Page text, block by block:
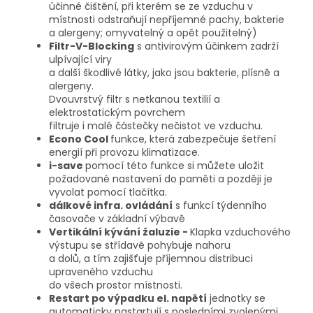
účinné čištění, při kterém se ze vzduchu v
místnosti odstraňují nepříjemné pachy, bakterie
a alergeny; omyvatelný a opět použitelný)
Filtr-V-Blocking s antivirovým účinkem zadrží
ulpívající viry
a další škodlivé látky, jako jsou bakterie, plísně a
alergeny.
Dvouvrstvý filtr s netkanou textilií a
elektrostatickým povrchem
filtruje i malé částečky nečistot ve vzduchu.
Econo Cool funkce, která zabezpečuje šetření
energií při provozu klimatizace.
i-save pomocí této funkce si můžete uložit
požadované nastavení do paměti a později je
vyvolat pomocí tlačítka.
dálkové infra. ovládání s funkcí týdenního
časovače v základní výbavě
Vertikální kývání žaluzie - Klapka vzduchového
výstupu se střídavě pohybuje nahoru
a dolů, a tím zajišťuje příjemnou distribuci
upraveného vzduchu
do všech prostor místnosti.
Restart po výpadku el. napětí jednotky se